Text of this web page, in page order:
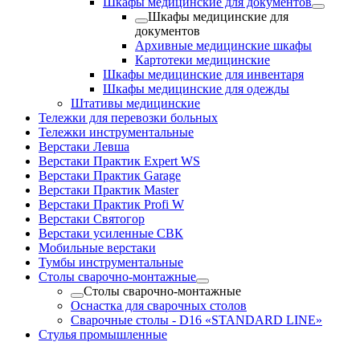
Шкафы медицинские для
документов
Архивные медицинские шкафы
Картотеки медицинские
Шкафы медицинские для инвентаря
Шкафы медицинские для одежды
Штативы медицинские
Тележки для перевозки больных
Тележки инструментальные
Верстаки Левша
Верстаки Практик Expert WS
Верстаки Практик Garage
Верстаки Практик Master
Верстаки Практик Profi W
Верстаки Святогор
Верстаки усиленные СВК
Мобильные верстаки
Тумбы инструментальные
Столы сварочно-монтажные
Столы сварочно-монтажные
Оснастка для сварочных столов
Сварочные столы - D16 «STANDARD LINE»
Стулья промышленные